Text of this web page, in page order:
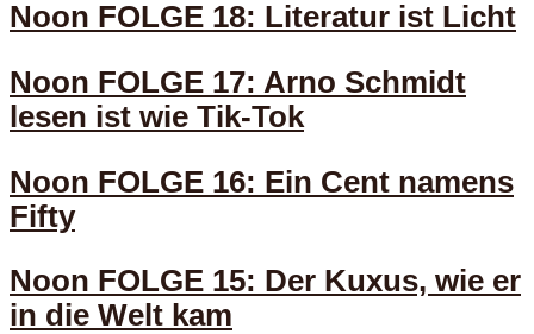
Noon FOLGE 18: Literatur ist Licht
Noon FOLGE 17: Arno Schmidt
lesen ist wie Tik-Tok
Noon FOLGE 16: Ein Cent namens
Fifty
Noon FOLGE 15: Der Kuxus, wie er
in die Welt kam